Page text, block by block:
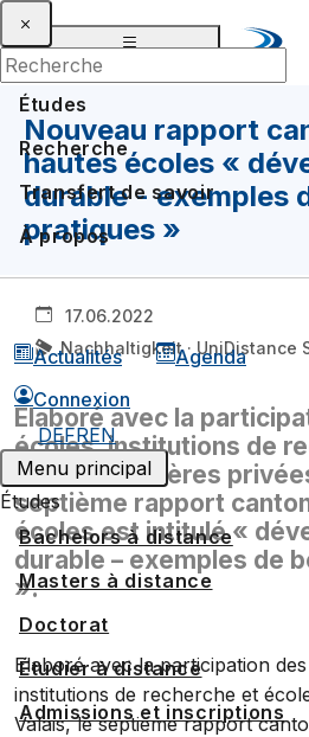
Études
Recherche
Transfert de savoir
À propos
Actualités
Agenda
Connexion
DEFREN
Menu principal
Études
Bachelors à distance
Masters à distance
Doctorat
Étudier à distance
Admissions et inscriptions
Nouveau rapport
hautes écoles «
durable - exemples
pratiques »
17.06.2022
Nachhaltigkeit · UniDistance
Elaboré avec la
écoles, institutions de
écoles hôtelières
septième rapport
écoles est intitulé «
durable – exemples de
».
Elaboré avec la participation
institutions de recherche et
Valais, le septième rapport